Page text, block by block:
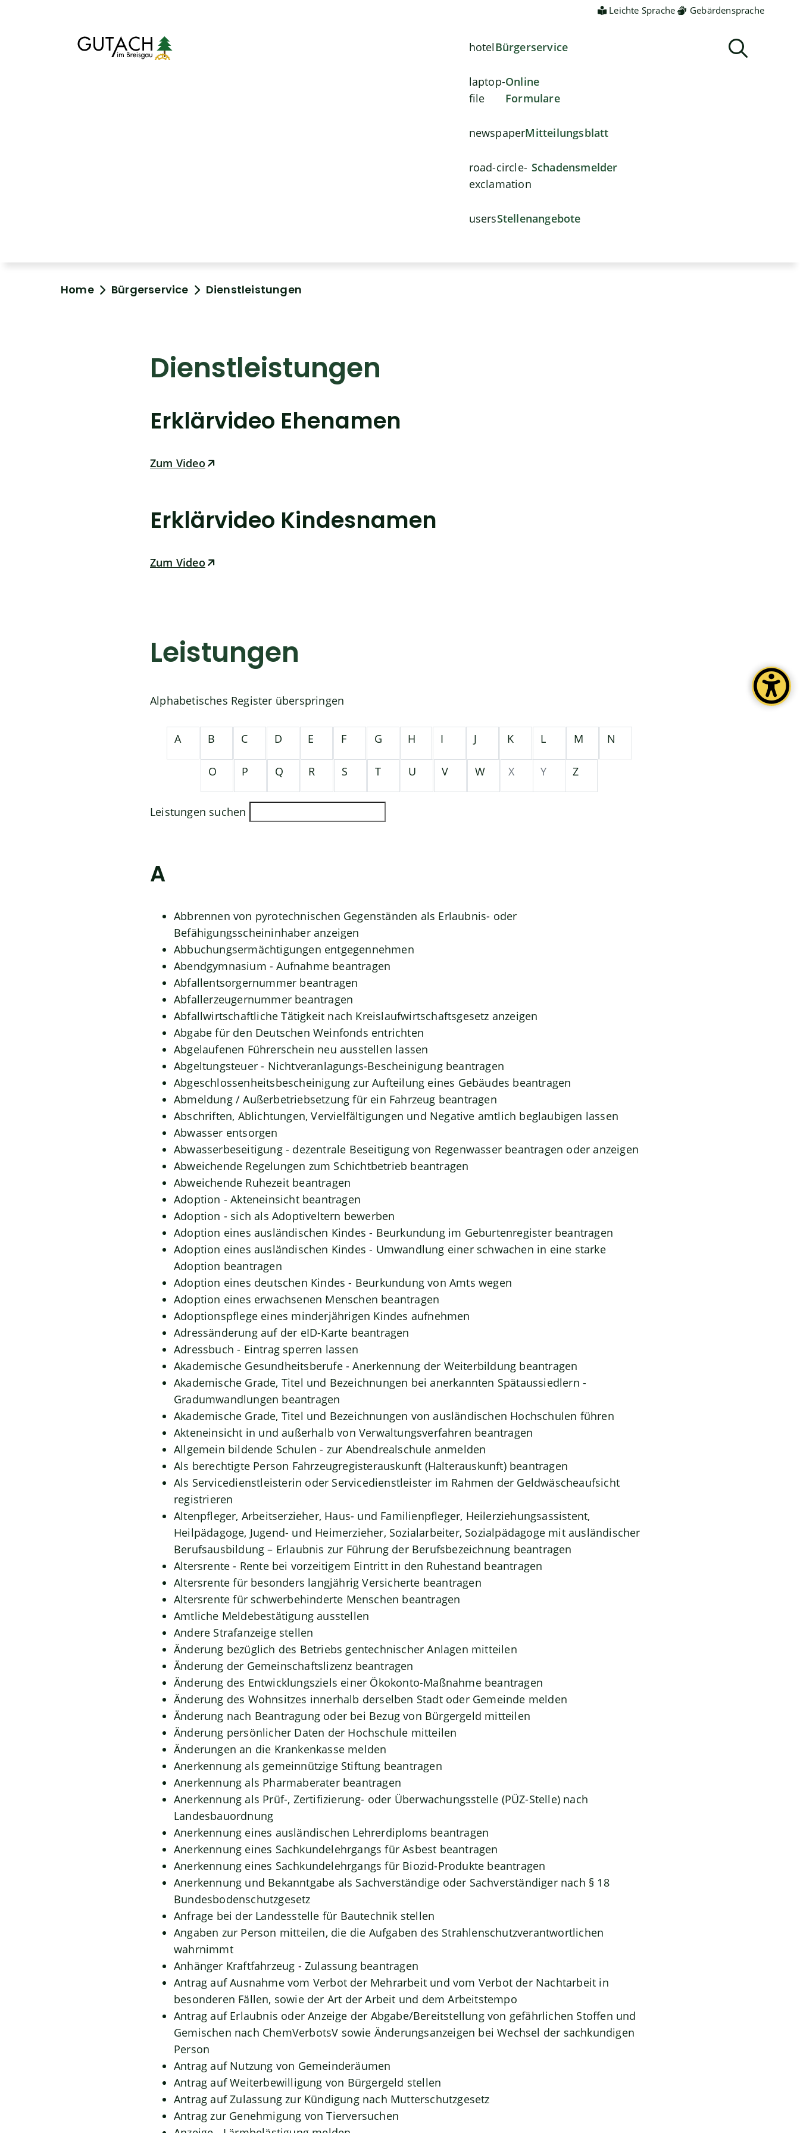
Leichte Sprache Gebärdensprache
hotelBürgerservice
laptop-
file
Online
Formulare
newspaperMitteilungsblatt
road-circle-
exclamation
Schadensmelder
usersStellenangebote
Home Bürgerservice Dienstleistungen
Dienstleistungen
Erklärvideo Ehenamen
Zum Video
Erklärvideo Kindesnamen
Zum Video
Leistungen
Alphabetisches Register überspringen
A B C D E F G H I J K L M N
O P Q R S T U V W X Y Z
Leistungen suchen
A
Abbrennen von pyrotechnischen Gegenständen als Erlaubnis- oder
Befähigungsscheininhaber anzeigen
Abbuchungsermächtigungen entgegennehmen
Abendgymnasium - Aufnahme beantragen
Abfallentsorgernummer beantragen
Abfallerzeugernummer beantragen
Abfallwirtschaftliche Tätigkeit nach Kreislaufwirtschaftsgesetz anzeigen
Abgabe für den Deutschen Weinfonds entrichten
Abgelaufenen Führerschein neu ausstellen lassen
Abgeltungsteuer - Nichtveranlagungs-Bescheinigung beantragen
Abgeschlossenheitsbescheinigung zur Aufteilung eines Gebäudes beantragen
Abmeldung / Außerbetriebsetzung für ein Fahrzeug beantragen
Abschriften, Ablichtungen, Vervielfältigungen und Negative amtlich beglaubigen lassen
Abwasser entsorgen
Abwasserbeseitigung - dezentrale Beseitigung von Regenwasser beantragen oder anzeigen
Abweichende Regelungen zum Schichtbetrieb beantragen
Abweichende Ruhezeit beantragen
Adoption - Akteneinsicht beantragen
Adoption - sich als Adoptiveltern bewerben
Adoption eines ausländischen Kindes - Beurkundung im Geburtenregister beantragen
Adoption eines ausländischen Kindes - Umwandlung einer schwachen in eine starke
Adoption beantragen
Adoption eines deutschen Kindes - Beurkundung von Amts wegen
Adoption eines erwachsenen Menschen beantragen
Adoptionspflege eines minderjährigen Kindes aufnehmen
Adressänderung auf der eID-Karte beantragen
Adressbuch - Eintrag sperren lassen
Akademische Gesundheitsberufe - Anerkennung der Weiterbildung beantragen
Akademische Grade, Titel und Bezeichnungen bei anerkannten Spätaussiedlern -
Gradumwandlungen beantragen
Akademische Grade, Titel und Bezeichnungen von ausländischen Hochschulen führen
Akteneinsicht in und außerhalb von Verwaltungsverfahren beantragen
Allgemein bildende Schulen - zur Abendrealschule anmelden
Als berechtigte Person Fahrzeugregisterauskunft (Halterauskunft) beantragen
Als Servicedienstleisterin oder Servicedienstleister im Rahmen der Geldwäscheaufsicht
registrieren
Altenpfleger, Arbeitserzieher, Haus- und Familienpfleger, Heilerziehungsassistent,
Heilpädagoge, Jugend- und Heimerzieher, Sozialarbeiter, Sozialpädagoge mit ausländischer
Berufsausbildung – Erlaubnis zur Führung der Berufsbezeichnung beantragen
Altersrente - Rente bei vorzeitigem Eintritt in den Ruhestand beantragen
Altersrente für besonders langjährig Versicherte beantragen
Altersrente für schwerbehinderte Menschen beantragen
Amtliche Meldebestätigung ausstellen
Andere Strafanzeige stellen
Änderung bezüglich des Betriebs gentechnischer Anlagen mitteilen
Änderung der Gemeinschaftslizenz beantragen
Änderung des Entwicklungsziels einer Ökokonto-Maßnahme beantragen
Änderung des Wohnsitzes innerhalb derselben Stadt oder Gemeinde melden
Änderung nach Beantragung oder bei Bezug von Bürgergeld mitteilen
Änderung persönlicher Daten der Hochschule mitteilen
Änderungen an die Krankenkasse melden
Anerkennung als gemeinnützige Stiftung beantragen
Anerkennung als Pharmaberater beantragen
Anerkennung als Prüf-, Zertifizierung- oder Überwachungsstelle (PÜZ-Stelle) nach
Landesbauordnung
Anerkennung eines ausländischen Lehrerdiploms beantragen
Anerkennung eines Sachkundelehrgangs für Asbest beantragen
Anerkennung eines Sachkundelehrgangs für Biozid-Produkte beantragen
Anerkennung und Bekanntgabe als Sachverständige oder Sachverständiger nach § 18
Bundesbodenschutzgesetz
Anfrage bei der Landesstelle für Bautechnik stellen
Angaben zur Person mitteilen, die die Aufgaben des Strahlenschutzverantwortlichen
wahrnimmt
Anhänger Kraftfahrzeug - Zulassung beantragen
Antrag auf Ausnahme vom Verbot der Mehrarbeit und vom Verbot der Nachtarbeit in
besonderen Fällen, sowie der Art der Arbeit und dem Arbeitstempo
Antrag auf Erlaubnis oder Anzeige der Abgabe/Bereitstellung von gefährlichen Stoffen und
Gemischen nach ChemVerbotsV sowie Änderungsanzeigen bei Wechsel der sachkundigen
Person
Antrag auf Nutzung von Gemeinderäumen
Antrag auf Weiterbewilligung von Bürgergeld stellen
Antrag auf Zulassung zur Kündigung nach Mutterschutzgesetz
Antrag zur Genehmigung von Tierversuchen